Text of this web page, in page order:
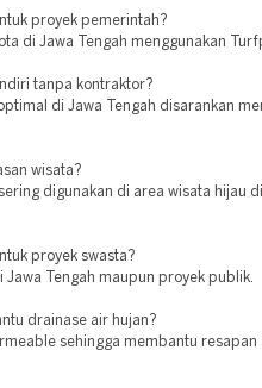
proyek pemerintah?
di Jawa Tengah menggunakan
tanpa kontraktor?
di Jawa Tengah disarankan
wisata?
digunakan di area wisata hijau
proyek swasta?
Jawa Tengah maupun proyek publik.
drainase air hujan?
sehingga membantu resapan